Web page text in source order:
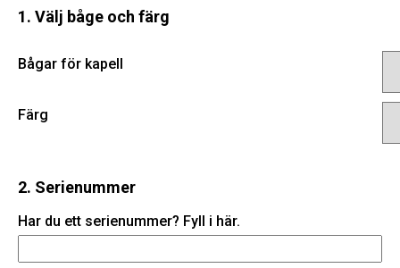
1. Välj båge och färg
Bågar för kapell
Färg
2. Serienummer
Har du ett serienummer? Fyll i här.